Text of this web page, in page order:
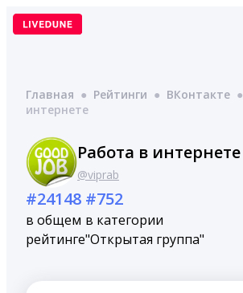
Перейти
Главная ● Рейтинги ● ВКонтакте ●
интернете
Работа в интернете
@viprab
#24148
в общем
рейтинге
#752
в категории
"Открытая группа"